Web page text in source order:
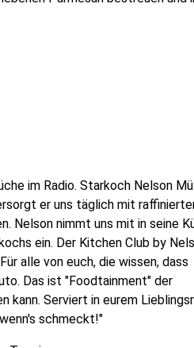
im Radio. Starkoch Nelson
er uns täglich mit
Nelson nimmt uns mit in seine
ein. Der Kitchen Club by
alle von euch, die wissen, dass
Das ist "Foodtainment" der
kann. Serviert in eurem
schmeckt!"